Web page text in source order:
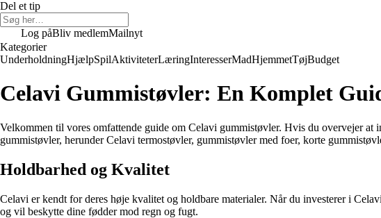
Del et tip
Log påBliv medlemMailnyt
Kategorier
UnderholdningHjælpSpilAktiviteterLæringInteresserMadHjemmetTøjBudget
Celavi Gummistøvler: En Komplet
Velkommen til vores omfattende guide om Celavi gummistøvler. Hvis du overvejer
gummistøvler, herunder Celavi termostøvler, gummistøvler med foer, korte
Holdbarhed og Kvalitet
Celavi er kendt for deres høje kvalitet og holdbare materialer. Når du investerer i
og vil beskytte dine fødder mod regn og fugt.